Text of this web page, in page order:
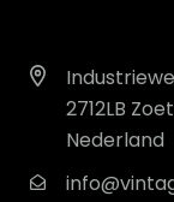
2712LB
Nederland